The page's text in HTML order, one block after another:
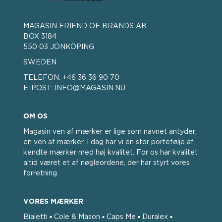
MAGASIN FRIEND OF BRANDS AB
BOX 3184
550 03 JÖNKÖPING
SWEDEN
TELEFON: +46 36 36 90 70
E-POST:
INFO@MAGASIN.NU
OM OS
Magasin ven af ​​mærker er lige som navnet antyder;
en ven af ​​mærker. I dag har vi en stor portefølje af
kendte mærker med høj kvalitet. For os har kvalitet
altid været et af nøgleordene, der har styrt vores
forretning.
VORES MÆRKER
Bialetti ▪ Cole & Mason ▪ Caps Me ▪ Duralex ▪